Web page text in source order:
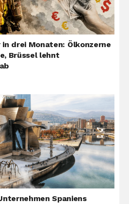
drei Monaten: Ölkonzerne
Brüssel lehnt
Spaniens